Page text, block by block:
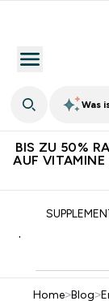
Was
BIS ZU 50%
AUF VITAMINE
Home>Blog>